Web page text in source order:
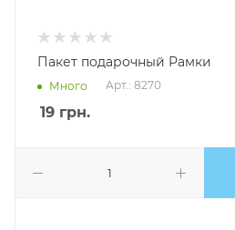
Пакет подарочный Рамки
Много Арт.: 8270
19 грн.